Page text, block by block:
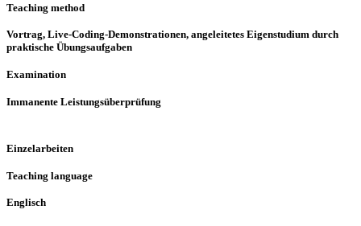
Teaching method
Vortrag, Live-Coding-Demonstrationen, angeleitetes Eigenstudium durch
praktische Übungsaufgaben
Examination
Immanente Leistungsüberprüfung
Einzelarbeiten
Teaching language
Englisch